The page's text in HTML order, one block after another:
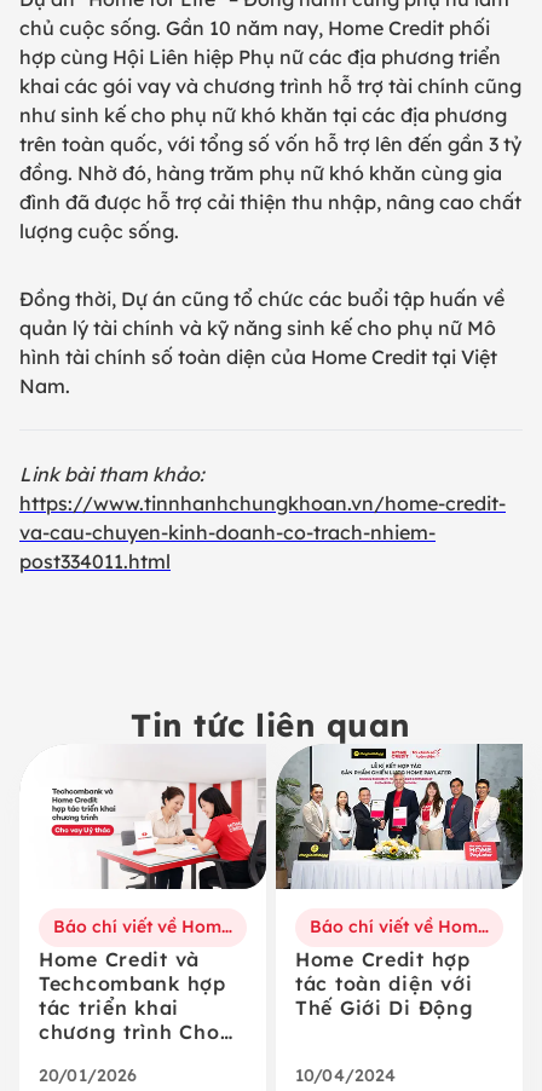
chủ cuộc sống. Gần 10 năm nay, Home Credit phối
hợp cùng Hội Liên hiệp Phụ nữ các địa phương triển
khai các gói vay và chương trình hỗ trợ tài chính cũng
như sinh kế cho phụ nữ khó khăn tại các địa phương
trên toàn quốc, với tổng số vốn hỗ trợ lên đến gần 3 tỷ
đồng. Nhờ đó, hàng trăm phụ nữ khó khăn cùng gia
đình đã được hỗ trợ cải thiện thu nhập, nâng cao chất
lượng cuộc sống.
Đồng thời, Dự án cũng tổ chức các buổi tập huấn về
quản lý tài chính và kỹ năng sinh kế cho phụ nữ Mô
hình tài chính số toàn diện của Home Credit tại Việt
Nam.
Link bài tham khảo:
https://www.tinnhanhchungkhoan.vn/home-credit-
va-cau-chuyen-kinh-doanh-co-trach-nhiem-
post334011.html
Tin tức liên quan
Báo chí viết về Home Credit
Home Credit và
Techcombank hợp
tác triển khai
chương trình Cho
20/01/2026
Báo chí viết về Home Credit
Home Credit hợp
tác toàn diện với
Thế Giới Di Động
10/04/2024